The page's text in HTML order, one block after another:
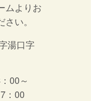
ムよりお
い。
湯口字
00～
：00